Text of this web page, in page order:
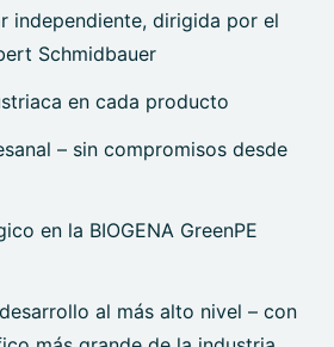
independiente, dirigida por el
Schmidbauer
en cada producto
– sin compromisos desde
en la BIOGENA GreenPE
al más alto nivel – con